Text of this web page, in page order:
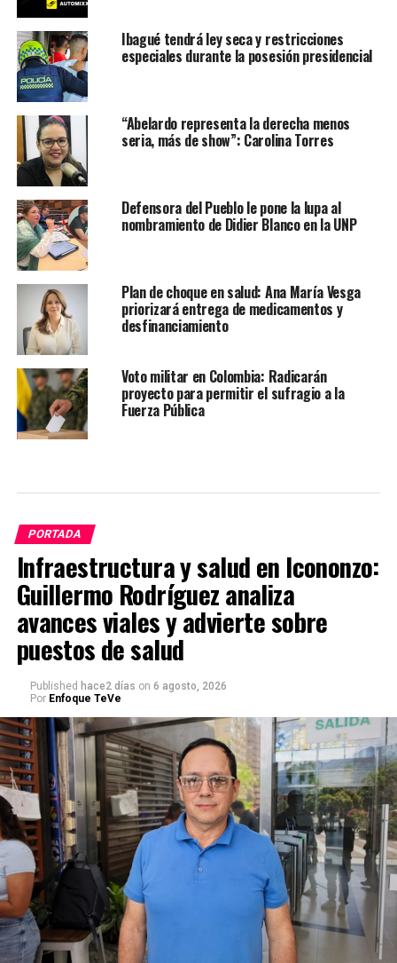
Ibagué tendrá ley seca y restricciones
especiales durante la posesión presidencial
“Abelardo representa la derecha menos
seria, más de show”: Carolina Torres
Defensora del Pueblo le pone la lupa al
nombramiento de Didier Blanco en la UNP
Plan de choque en salud: Ana María Vesga
priorizará entrega de medicamentos y
desfinanciamiento
Voto militar en Colombia: Radicarán
proyecto para permitir el sufragio a la
Fuerza Pública
PORTADA
Infraestructura y salud en Icononzo:
Guillermo Rodríguez analiza
avances viales y advierte sobre
puestos de salud
Published hace2 días on 6 agosto, 2026
Por Enfoque TeVe